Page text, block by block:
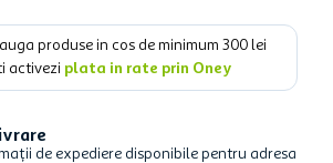
produse in cos de minimum 300 lei
activezi plata in rate prin Oney
de expediere disponibile pentru adresa